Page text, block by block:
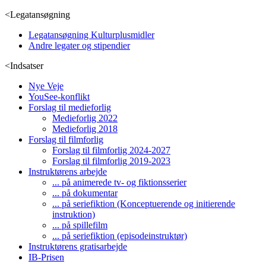
<Legatansøgning
Legatansøgning Kulturplusmidler
Andre legater og stipendier
<Indsatser
Nye Veje
YouSee-konflikt
Forslag til medieforlig
Medieforlig 2022
Medieforlig 2018
Forslag til filmforlig
Forslag til filmforlig 2024-2027
Forslag til filmforlig 2019-2023
Instruktørens arbejde
... på animerede tv- og fiktionsserier
... på dokumentar
... på seriefiktion (Konceptuerende og initierende
instruktion)
... på spillefilm
... på seriefiktion (episodeinstruktør)
Instruktørens gratisarbejde
IB-Prisen